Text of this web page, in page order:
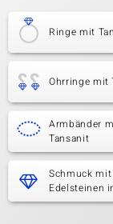
Ringe mit
Ohrringe mit
Armbänder
Tansanit
Schmuck mit
Edelsteinen